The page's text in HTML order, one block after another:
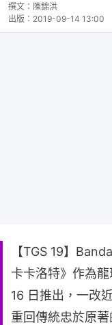
撰文： 陳錦洪
出版： 2019-09-14 13:00
【TGS 19】
卡卡洛特》作為
16 日推出，一改
重回傳統忠於原